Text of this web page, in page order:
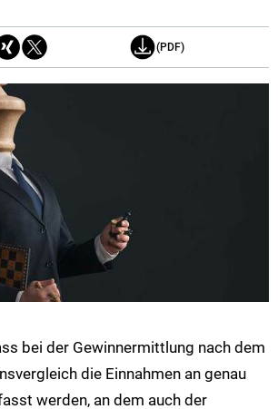
(PDF)
bei der Gewinnermittlung nach dem
die Einnahmen an genau
werden, an dem auch der